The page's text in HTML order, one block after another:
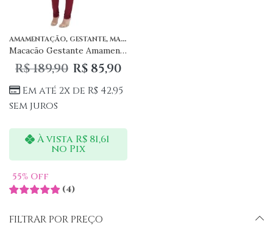
AMAMENTAÇÃO, GESTANTE, MACACÃO LONGO
Macacão Gestante Amamentação com Manga: Praticidade e Estilo para as Mamães
R$189,90 R$ 85,90
Em até 2x de R$ 42,95
sem juros
À vista R$81,61
no Pix
55% Off
(4)
FILTRAR POR PREÇO